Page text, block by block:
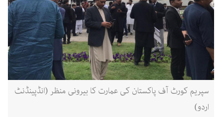
سپریم کورٹ آف پاکستان کی عمارت کا بیرونی منظر (انڈپینڈنٹ
اردو)